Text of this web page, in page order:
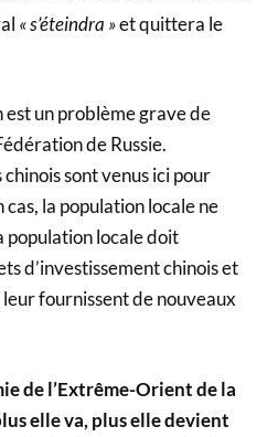
« s’éteindra »et quittera le
est un problème grave de
de Russie.
sont venus ici pour
la population locale ne
locale doit
d’investissement chinois et
fournissent de nouveaux
de l’Extrême-Orient de la
elle va, plus elle devient